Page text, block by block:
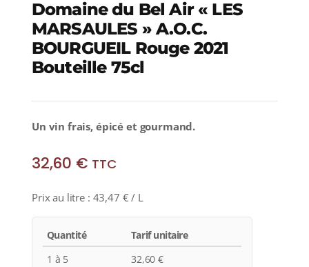
Domaine du Bel Air « LES
MARSAULES » A.O.C.
BOURGUEIL Rouge 2021
Bouteille 75cl
Un vin frais, épicé et gourmand.
32,60 € TTC
Prix au litre : 43,47 € / L
Quantité
Tarif unitaire
1 à 5
32,60€